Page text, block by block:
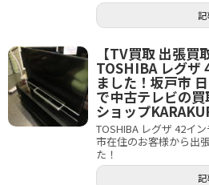
記
【TV買取 出張買
TOSHIBA レグザ
ました！坂戸市
で中古テレビの
ショップ
TOSHIBA レグザ 42イ
市在住のお客様から出
た！
記